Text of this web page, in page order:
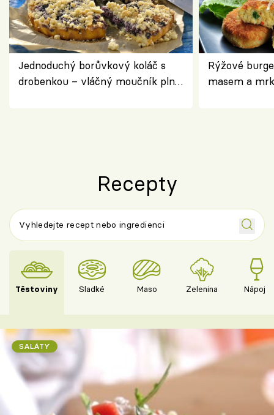
Jednoduchý borůvkový koláč s
drobenkou – vláčný moučník plný
Rýžové
masem a
Recepty
Těstoviny Sladké Maso Zelenina Nápoje
SALÁTY